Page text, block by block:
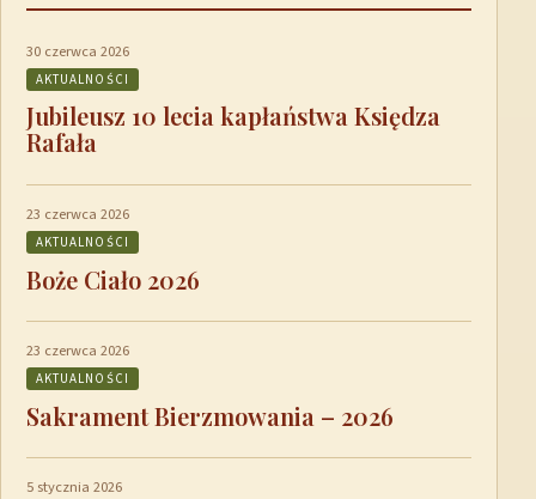
30 czerwca 2026
AKTUALNOŚCI
Jubileusz 10 lecia kapłaństwa Księdza
Rafała
23 czerwca 2026
AKTUALNOŚCI
Boże Ciało 2026
23 czerwca 2026
AKTUALNOŚCI
Sakrament Bierzmowania – 2026
5 stycznia 2026